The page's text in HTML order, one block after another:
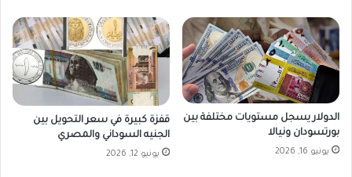
د
ا
ل
ن
ا
ن
ي
الدولار يسجل مستويات مختلفة بين
بورتسودان ونيالا
يونيو 16, 2026
قفزة كبيرة في سعر التحويل بين
الجنيه السوداني والمصري
يونيو 12, 2026